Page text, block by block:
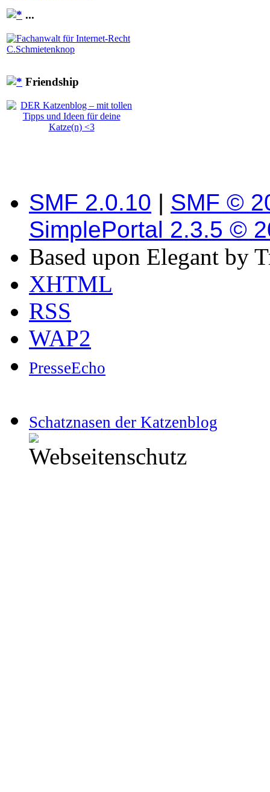
...
Friendship
SMF 2.0.10 | SMF ©
SimplePortal 2.3.5 ©
Based upon Elegant by
XHTML
RSS
WAP2
PresseEcho
Schatznasen der Katzenblog